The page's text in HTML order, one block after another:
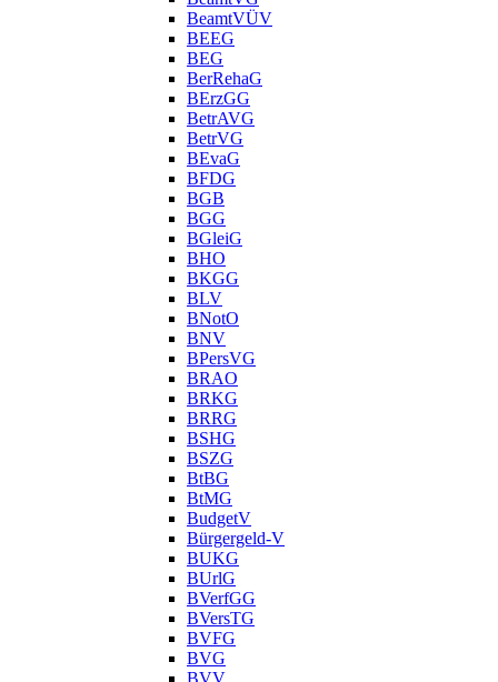
BeamtVÜV
BEEG
BEG
BerRehaG
BErzGG
BetrAVG
BetrVG
BEvaG
BFDG
BGB
BGG
BGleiG
BHO
BKGG
BLV
BNotO
BNV
BPersVG
BRAO
BRKG
BRRG
BSHG
BSZG
BtBG
BtMG
BudgetV
Bürgergeld-V
BUKG
BUrlG
BVerfGG
BVersTG
BVFG
BVG
BVV